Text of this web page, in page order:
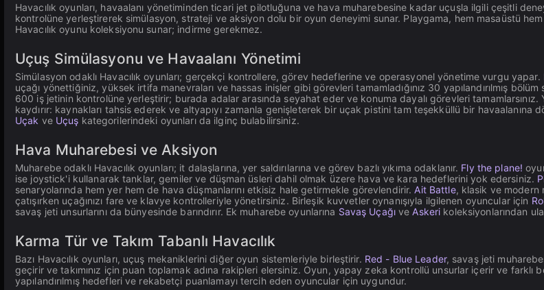
Havacılık oyunları, havaalanı yönetiminden ticari jet pilotluğuna ve hava muharebesine kadar uçuşla ilgili çeşitli
kontrolüne yerleştirerek simülasyon, strateji ve aksiyon dolu bir oyun deneyimi sunar. Playgama, hem masaüstü
Havacılık oyunu koleksiyonu sunar; indirme gerekmez.
Uçuş Simülasyonu ve Havaalanı Yönetimi
Simülasyon odaklı Havacılık oyunları; gerçekçi kontrollere, görev hedeflerine ve operasyonel yönetime vurgu yapar.
uçağı yönettiğiniz, yüksek irtifa manevraları ve hassas inişler gibi görevleri tamamladığınız 30 yapılandırılmış bölüm
600 iş jetinin kontrolüne yerleştirir; burada adalar arasında seyahat eder ve konuma dayalı görevleri tamamlarsınız.
kaydırır: kaynakları tahsis ederek ve altyapıyı zamanla genişleterek bir uçak pistini tam teşekküllü bir havaalanına
Uçak ve Uçuş kategorilerindeki oyunları da ilginç bulabilirsiniz.
Hava Muharebesi ve Aksiyon
Muharebe odaklı Havacılık oyunları; it dalaşlarına, yer saldırılarına ve görev bazlı yıkıma odaklanır. Fly the plane!
ise joystick'i kullanarak tanklar, gemiler ve düşman üsleri dahil olmak üzere hava ve kara hedeflerini yok edersiniz.
senaryolarında hem yer hem de hava düşmanlarını etkisiz hale getirmekle görevlendirir.Ait Battle, klasik ve modern
çatışırken uçağınızı fare ve klavye kontrolleriyle yönetirsiniz. Birleşik kuvvetler oynanışıyla ilgilenen oyuncular için
savaş jeti unsurlarını da bünyesinde barındırır. Ek muharebe oyunlarına Savaş UçağıveAskeri koleksiyonlarından
Karma Tür ve Takım Tabanlı Havacılık
Bazı Havacılık oyunları, uçuş mekaniklerini diğer oyun sistemleriyle birleştirir. Red - Blue Leader, savaş jeti
geçirir ve takımınız için puan toplamak adına rakipleri elersiniz. Oyun, yapay zeka kontrollü unsurlar içerir ve
yapılandırılmış hedefleri ve rekabetçi puanlamayı tercih eden oyuncular için uygundur.